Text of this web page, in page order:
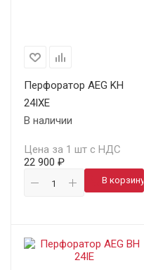
Перфоратор AEG KH
24IXE
В наличии
Цена за 1 шт с НДС
22 900 ₽
В корзину